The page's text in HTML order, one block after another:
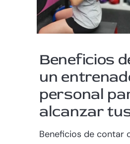
Beneficios
un
personal
alcanzar
Beneficios de contar